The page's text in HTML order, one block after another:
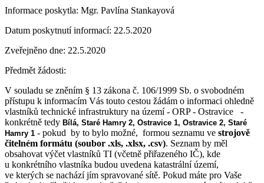
Informace poskytla: Mgr. Pavlína Stankayová
Datum poskytnutí informací: 22.5.2020
Zveřejněno dne: 22.5.2020
Předmět žádosti:
V souladu se zněním § 13 zákona č. 106/1999 Sb. o svobodném
přístupu k informacím Vás touto cestou žádám o informaci ohledně
vlastníků technické infrastruktury na území - ORP - Ostravice -
konkrétně tedy Bílá, Staré Hamry 2, Ostravice 1, Ostravice 2, Staré
Hamry 1 - pokud by to bylo možné, formou seznamu ve strojově
čitelném formátu (soubor .xls, .xlsx, .csv). Seznam by měl
obsahovat výčet vlastníků TI (včetně přiřazeného IČ), kde
u konkrétního vlastníka budou uvedena katastrální území,
ve kterých se nachází jím spravované sítě. Pokud máte pro Vaše